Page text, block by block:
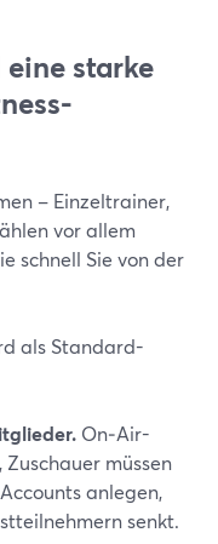
starke
– Einzeltrainer,
vor allem
schnell Sie von der
als Standard-
On‑Air-
müssen
anlegen,
senkt.